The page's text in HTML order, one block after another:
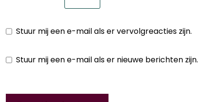
Stuur mij een e-mail als er vervolgreacties zijn.
Stuur mij een e-mail als er nieuwe berichten zijn.